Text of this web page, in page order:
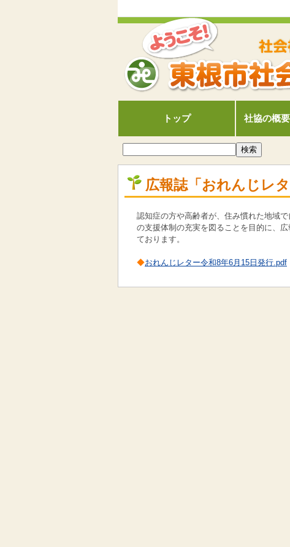
トップ 社協の概
広報誌「おれんじレ
認知症の方や高齢者が、住み慣れた地域
の支援体制の充実を図ることを目的に、
ております。
◆おれんじレター令和8年6月15日発行.pdf